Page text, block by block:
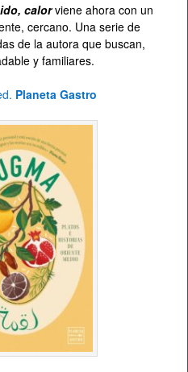
calorviene ahora con un
cercano. Una serie de
de la autora que buscan,
y familiares.
Planeta Gastro